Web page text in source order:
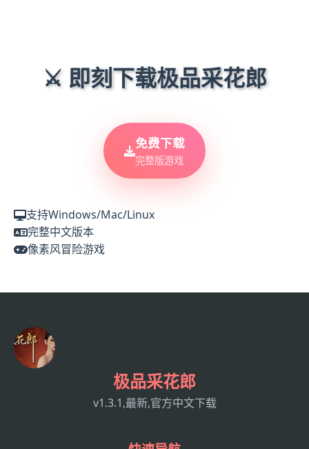
⚔️ 即刻下载极品采花郎
免费下载
完整版游戏
支持Windows/Mac/Linux
完整中文版本
像素风冒险游戏
极品采花郎
v1.3.1,最新,官方中文下载